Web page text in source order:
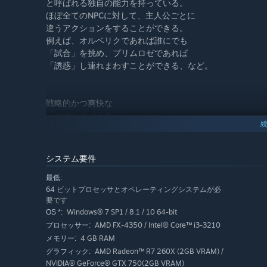
と呼ばれる独自の能力を持っている。
ほぼ全てのNPCに対して、主人公ごとに
違うアクションをすることができる。
例えば、オルベリクであれば誰にでも
「試合」を挑め、プリムロゼであれば
「誘惑」し連れまわすことができる、など。
戦略的かつ爽快な
「コマンドバトル」
ベースにしつつ、「コマンドブースト」や
「ブレイク」などのシステムを加え、
懐かしくも新しいバトルスタイル。
自由度の高い
「アビリティ」
「バトルジョブ」
システム
システム要件
最低:
64 ビットプロセッサとオペレーティングシステムが必
要です
OS *: Windows® 7 SP1 / 8.1 / 10 64-bit
プロセッサー: AMD FX-4350 / Intel® Core™ i3-3210
メモリー: 4 GB RAM
グラフィック: AMD Radeon™ R7 260X (2GB VRAM) /
NVIDIA® GeForce® GTX 750(2GB VRAM)